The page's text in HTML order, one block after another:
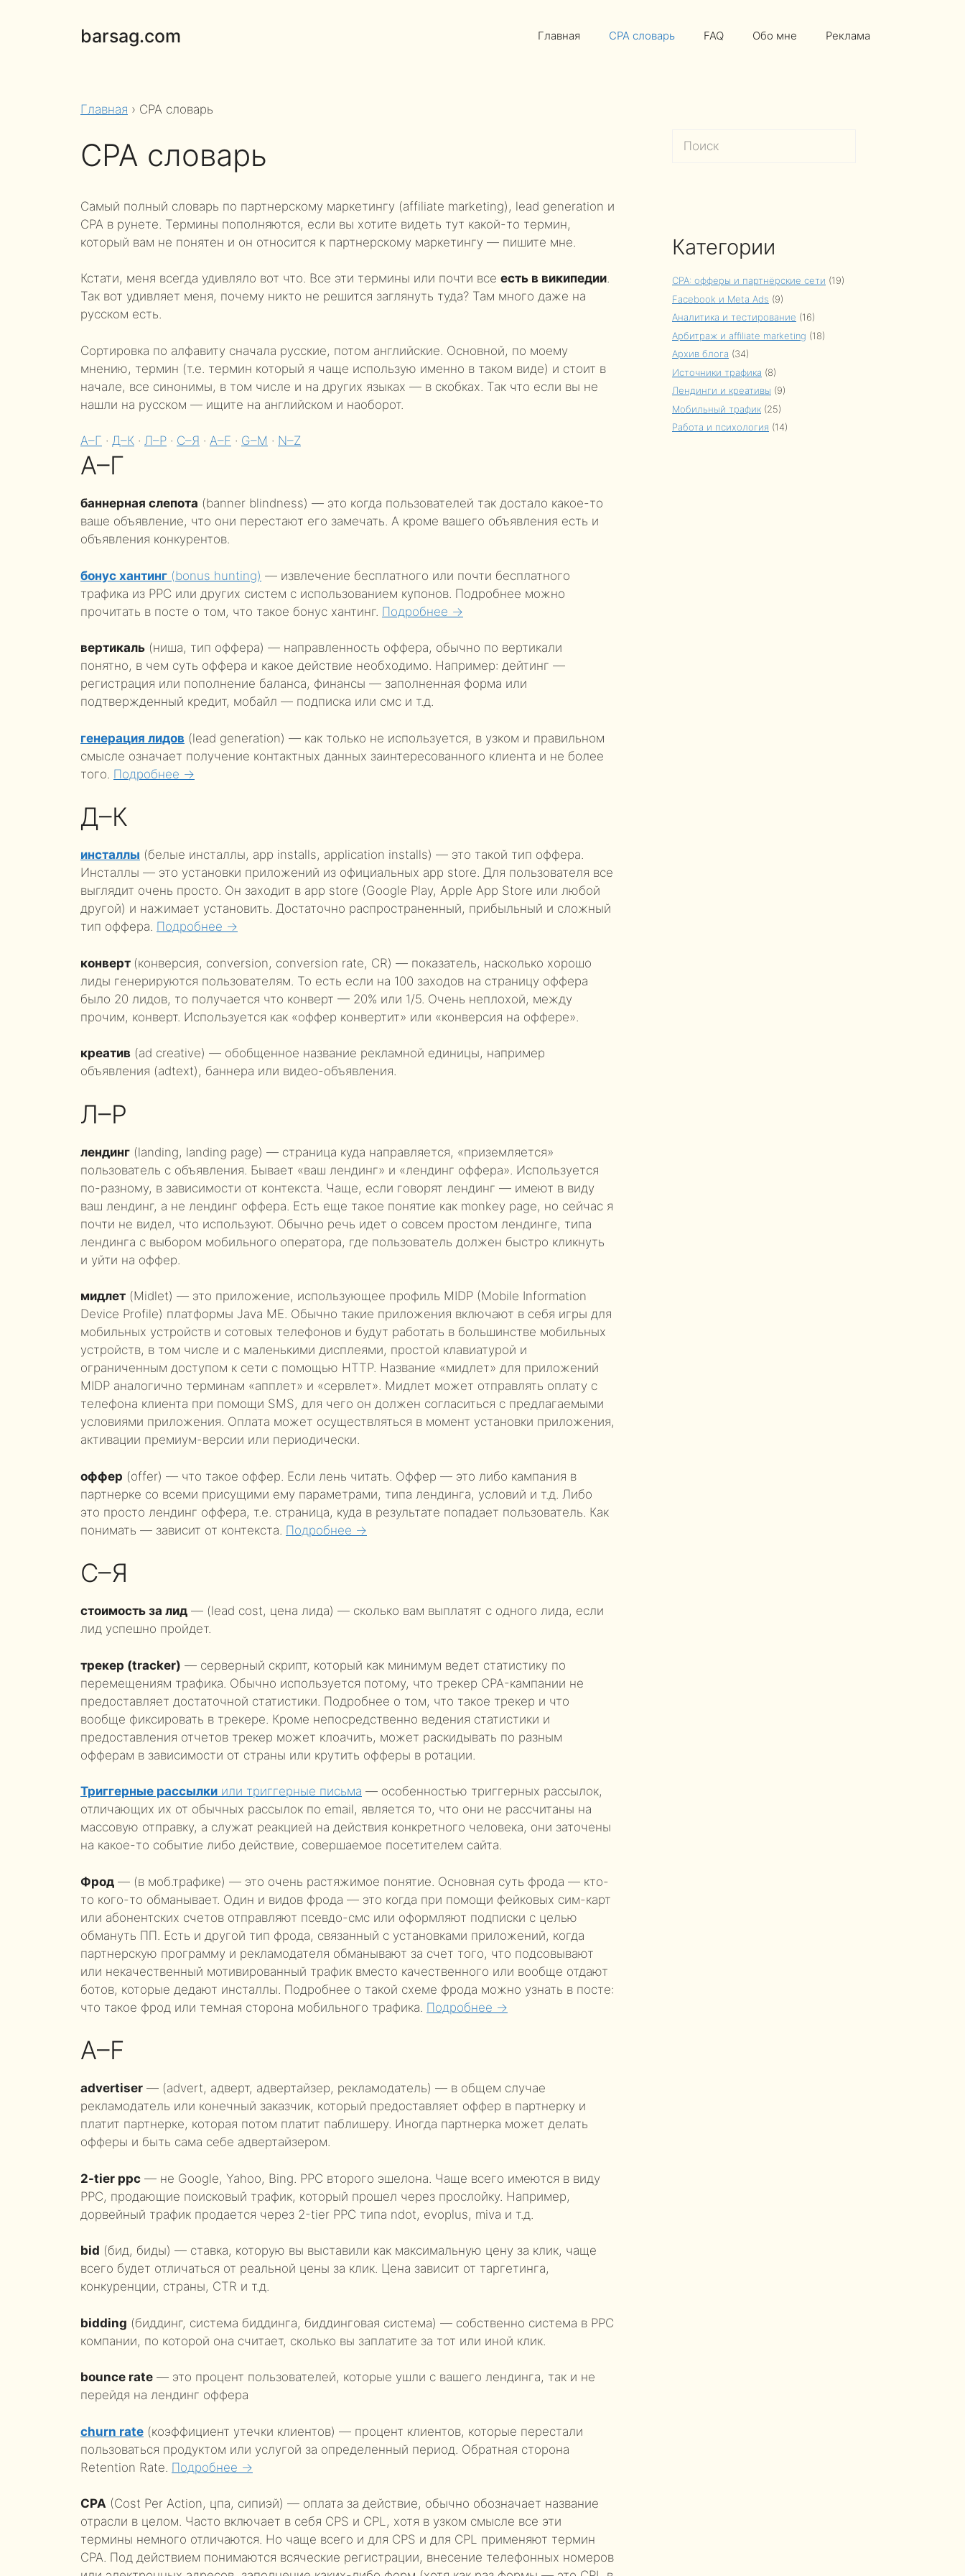
содержимомуbarsag.com Главная CPA словарь FAQ Обо мне Реклама
Главная › CPA словарь
CPA словарь
Самый полный словарь по партнерскому маркетингу (affiliate marketing), lead generation и
CPA в рунете. Термины пополняются, если вы хотите видеть тут какой-то термин,
который вам не понятен и он относится к партнерскому маркетингу — пишите мне.
Кстати, меня всегда удивляло вот что. Все эти термины или почти все есть в википедии.
Так вот удивляет меня, почему никто не решится заглянуть туда? Там много даже на
русском есть.
Сортировка по алфавиту сначала русские, потом английские. Основной, по моему
мнению, термин (т.е. термин который я чаще использую именно в таком виде) и стоит в
начале, все синонимы, в том числе и на других языках — в скобках. Так что если вы не
нашли на русском — ищите на английском и наоборот.
А–Г · Д–К · Л–Р · С–Я · A–F · G–M · N–Z
А–Г
баннерная слепота (banner blindness) — это когда пользователей так достало какое-то
ваше объявление, что они перестают его замечать. А кроме вашего объявления есть и
объявления конкурентов.
бонус хантинг (bonus hunting) — извлечение бесплатного или почти бесплатного
трафика из PPC или других систем с использованием купонов. Подробнее можно
прочитать в посте о том, что такое бонус хантинг. Подробнее →
вертикаль (ниша, тип оффера) — направленность оффера, обычно по вертикали
понятно, в чем суть оффера и какое действие необходимо. Например: дейтинг —
регистрация или пополнение баланса, финансы — заполненная форма или
подтвержденный кредит, мобайл — подписка или смс и т.д.
генерация лидов (lead generation) — как только не используется, в узком и правильном
смысле означает получение контактных данных заинтересованного клиента и не более
того. Подробнее →
Д–К
инсталлы (белые инсталлы, app installs, application installs) — это такой тип оффера.
Инсталлы — это установки приложений из официальных app store. Для пользователя все
выглядит очень просто. Он заходит в app store (Google Play, Apple App Store или любой
другой) и нажимает установить. Достаточно распространенный, прибыльный и сложный
тип оффера. Подробнее →
конверт (конверсия, conversion, conversion rate, CR) — показатель, насколько хорошо
лиды генерируются пользователям. То есть если на 100 заходов на страницу оффера
было 20 лидов, то получается что конверт — 20% или 1/5. Очень неплохой, между
прочим, конверт. Используется как «оффер конвертит» или «конверсия на оффере».
креатив (ad creative) — обобщенное название рекламной единицы, например
объявления (adtext), баннера или видео-объявления.
Л–Р
лендинг (landing, landing page) — страница куда направляется, «приземляется»
пользователь с объявления. Бывает «ваш лендинг» и «лендинг оффера». Используется
по-разному, в зависимости от контекста. Чаще, если говорят лендинг — имеют в виду
ваш лендинг, а не лендинг оффера. Есть еще такое понятие как monkey page, но сейчас я
почти не видел, что используют. Обычно речь идет о совсем простом лендинге, типа
лендинга с выбором мобильного оператора, где пользователь должен быстро кликнуть
и уйти на оффер.
мидлет (Midlet) — это приложение, использующее профиль MIDP (Mobile Information
Device Profile) платформы Java ME. Обычно такие приложения включают в себя игры для
мобильных устройств и сотовых телефонов и будут работать в большинстве мобильных
устройств, в том числе и с маленькими дисплеями, простой клавиатурой и
ограниченным доступом к сети с помощью HTTP. Название «мидлет» для приложений
MIDP аналогично терминам «апплет» и «сервлет». Мидлет может отправлять оплату с
телефона клиента при помощи SMS, для чего он должен согласиться с предлагаемыми
условиями приложения. Оплата может осуществляться в момент установки приложения,
активации премиум-версии или периодически.
оффер (offer) — что такое оффер. Если лень читать. Оффер — это либо кампания в
партнерке со всеми присущими ему параметрами, типа лендинга, условий и т.д. Либо
это просто лендинг оффера, т.е. страница, куда в результате попадает пользователь. Как
понимать — зависит от контекста. Подробнее →
С–Я
стоимость за лид — (lead cost, цена лида) — сколько вам выплатят с одного лида, если
лид успешно пройдет.
трекер (tracker) — серверный скрипт, который как минимум ведет статистику по
перемещениям трафика. Обычно используется потому, что трекер CPA-кампании не
предоставляет достаточной статистики. Подробнее о том, что такое трекер и что
вообще фиксировать в трекере. Кроме непосредственно ведения статистики и
предоставления отчетов трекер может клоачить, может раскидывать по разным
офферам в зависимости от страны или крутить офферы в ротации.
Триггерные рассылки или триггерные письма — особенностью триггерных рассылок,
отличающих их от обычных рассылок по email, является то, что они не рассчитаны на
массовую отправку, а служат реакцией на действия конкретного человека, они заточены
на какое-то событие либо действие, совершаемое посетителем сайта.
Фрод — (в моб.трафике) — это очень растяжимое понятие. Основная суть фрода — кто-
то кого-то обманывает. Один и видов фрода — это когда при помощи фейковых сим-карт
или абонентских счетов отправляют псевдо-смс или оформляют подписки с целью
обмануть ПП. Есть и другой тип фрода, связанный с установками приложений, когда
партнерскую программу и рекламодателя обманывают за счет того, что подсовывают
или некачественный мотивированный трафик вместо качественного или вообще отдают
ботов, которые дедают инсталлы. Подробнее о такой схеме фрода можно узнать в посте:
что такое фрод или темная сторона мобильного трафика. Подробнее →
A–F
advertiser — (advert, адверт, адвертайзер, рекламодатель) — в общем случае
рекламодатель или конечный заказчик, который предоставляет оффер в партнерку и
платит партнерке, которая потом платит паблишеру. Иногда партнерка может делать
офферы и быть сама себе адвертайзером.
2-tier ppc — не Google, Yahoo, Bing. PPC второго эшелона. Чаще всего имеются в виду
PPC, продающие поисковый трафик, который прошел через прослойку. Например,
дорвейный трафик продается через 2-tier PPC типа ndot, evoplus, miva и т.д.
bid (бид, биды) — ставка, которую вы выставили как максимальную цену за клик, чаще
всего будет отличаться от реальной цены за клик. Цена зависит от таргетинга,
конкуренции, страны, CTR и т.д.
bidding (биддинг, система биддинга, биддинговая система) — собственно система в PPC
компании, по которой она считает, сколько вы заплатите за тот или иной клик.
bounce rate — это процент пользователей, которые ушли с вашего лендинга, так и не
перейдя на лендинг оффера
churn rate (коэффициент утечки клиентов) — процент клиентов, которые перестали
пользоваться продуктом или услугой за определенный период. Обратная сторона
Retention Rate. Подробнее →
CPA (Cost Per Action, цпа, сипиэй) — оплата за действие, обычно обозначает название
отрасли в целом. Часто включает в себя CPS и CPL, хотя в узком смысле все эти
термины немного отличаются. Но чаще всего и для CPS и для CPL применяют термин
CPA. Под действием понимаются всяческие регистрации, внесение телефонных номеров
Поиск
Категории
CPA: офферы и партнёрские сети (19)
Facebook и Meta Ads (9)
Аналитика и тестирование (16)
Арбитраж и affiliate marketing (18)
Архив блога (34)
Источники трафика (8)
Лендинги и креативы (9)
Мобильный трафик (25)
Работа и психология (14)